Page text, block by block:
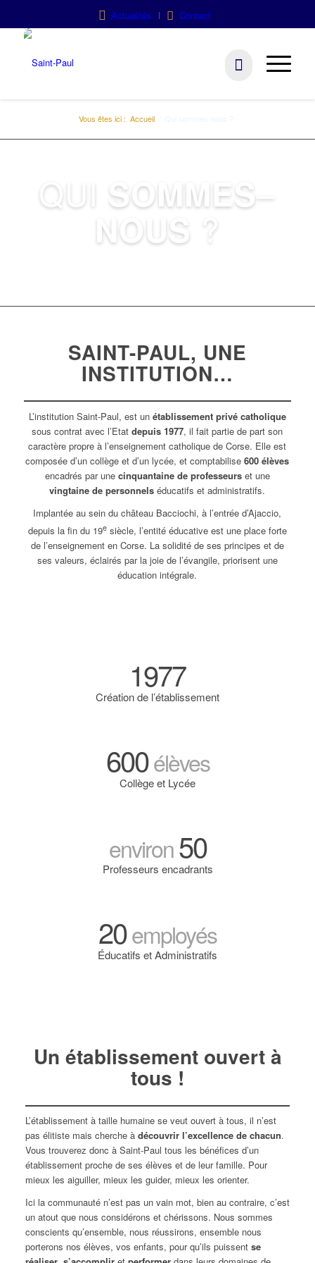
Actualités Contact
Vous êtes ici : Accueil
QUI SOMMES–
NOUS ?
SAINT-PAUL, UNE
INSTITUTION…
L’institution Saint-Paul, est un établissement privé catholique
sous contrat avec l’Etatdepuis 1977, il fait partie de part son
caractère propre à l’enseignement catholique de Corse. Elle est
composée d’un collège et d’un lycée, et comptabilise600 élèves
encadrés par une cinquantaine de professeurset une
vingtaine de personnels éducatifs et administratifs.
Implantée au sein du château Bacciochi, à l’entrée d’Ajaccio,
depuis la fin du 19esiècle, l’entité éducative est une place forte
de l’enseignement en Corse. La solidité de ses principes et de
ses valeurs, éclairés par la joie de l’évangile, priorisent une
éducation intégrale.
1977
Création de l’établissement
600élèves
Collège et Lycée
environ50
Professeurs encadrants
20employés
Éducatifs et Administratifs
Un établissement ouvert à
tous !
L’établissement à taille humaine se veut ouvert à tous, il n’est
pas élitiste mais cherche à découvrir l’excellence de chacun.
Vous trouverez donc à Saint-Paul tous les bénéfices d’un
établissement proche de ses élèves et de leur famille. Pour
mieux les aiguiller, mieux les guider, mieux les orienter.
Ici la communauté n’est pas un vain mot, bien au contraire, c’est
un atout que nous considérons et chérissons. Nous sommes
conscients qu’ensemble, nous réussirons, ensemble nous
porterons nos élèves, vos enfants, pour qu’ils puissentse